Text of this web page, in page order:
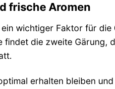
frische Aromen
wichtiger Faktor für die
die zweite Gärung,
erhalten bleiben